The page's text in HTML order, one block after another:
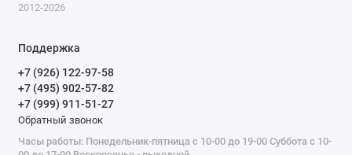
2012-2026
Поддержка
+7 (926) 122-97-58
+7 (495) 902-57-82
+7 (999) 911-51-27
Обратный звонок
Часы работы: Понедельник-пятница с 10-00 до 19-00 Суббота с 10-